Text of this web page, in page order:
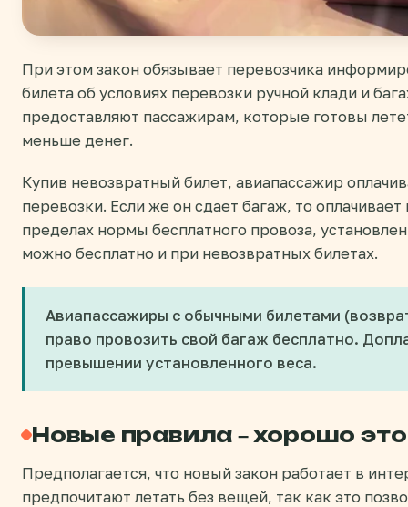
При этом закон обязывает перевозчика
билета об условиях перевозки ручной клади и
предоставляют пассажирам, которые готовы
меньше денег.
Купив невозвратный билет, авиапассажир
перевозки. Если же он сдает багаж, то
пределах нормы бесплатного провоза,
можно бесплатно и при невозвратных билетах.
Авиапассажиры с обычными билетами
право провозить свой багаж бесплатно.
превышении установленного веса.
Новые правила – хорошо
Предполагается, что новый закон работает в
предпочитают летать без вещей, так как это